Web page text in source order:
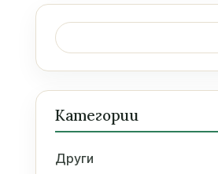
Категории
Други